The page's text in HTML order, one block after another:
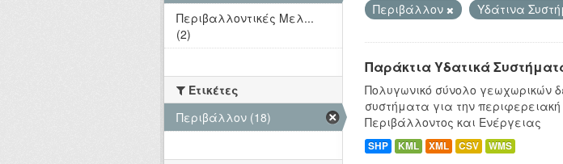
Περιβάλλον
Υδάτινα
Παράκτια Υδατικά
Πολυγωνικό σύνολο γεωχωρικών
συστήματα για την
Περιβάλλοντος και Ενέργειας
SHP KML XML CSV WMS
Περιβαλλοντικές Μελ...
(2)
Ετικέτες
Περιβάλλον (18)